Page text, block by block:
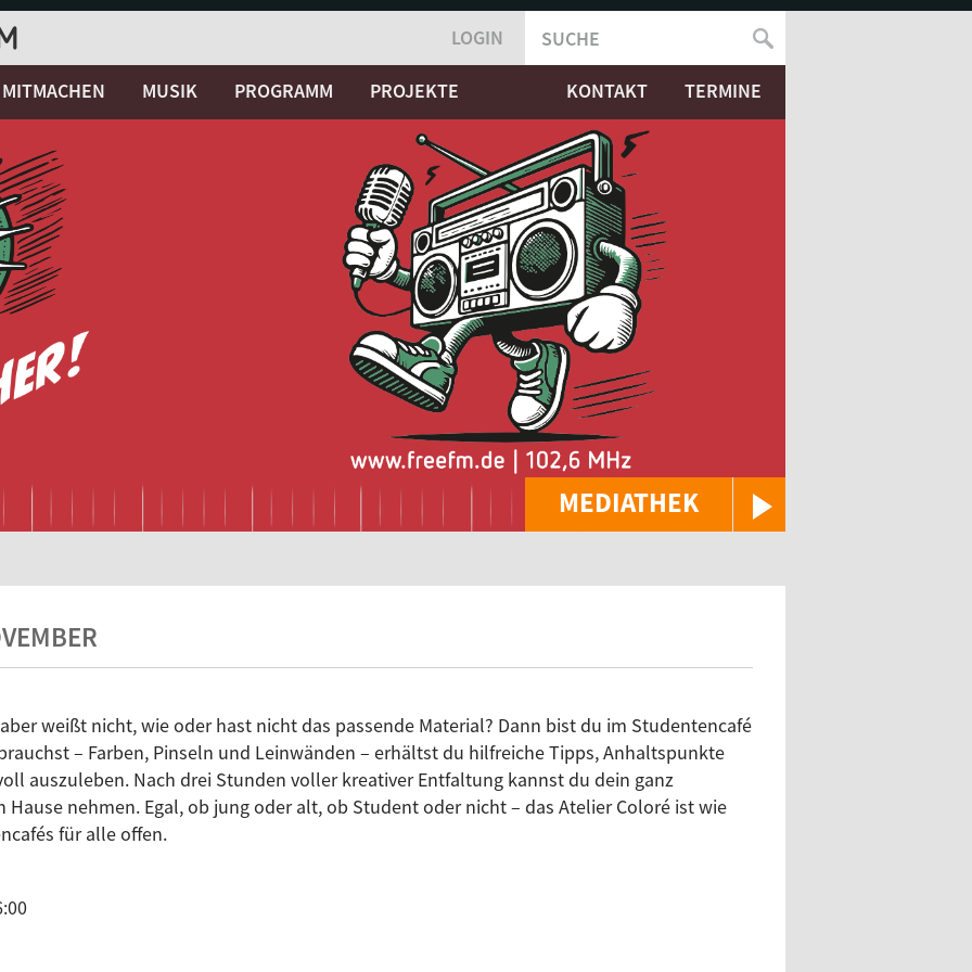
MEDIATHEK
LOGIN
SUCHFORMULAR
SUCHE
MITMACHEN MUSIK PROGRAMM PROJEKTE KONTAKT TERMINE
weißt nicht, wie oder hast nicht das passende Material? Dann bist du im Studentencafé
– Farben, Pinseln und Leinwänden – erhältst du hilfreiche Tipps, Anhaltspunkte
auszuleben. Nach drei Stunden voller kreativer Entfaltung kannst du dein ganz
nehmen. Egal, ob jung oder alt, ob Student oder nicht – das Atelier Coloré ist wie
für alle offen.